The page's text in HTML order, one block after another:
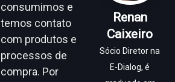
consumimos e
temos contato
com produtos e
processos de
compra. Por
Renan
Caixeiro
Sócio Diretor na
E-Dialog, é